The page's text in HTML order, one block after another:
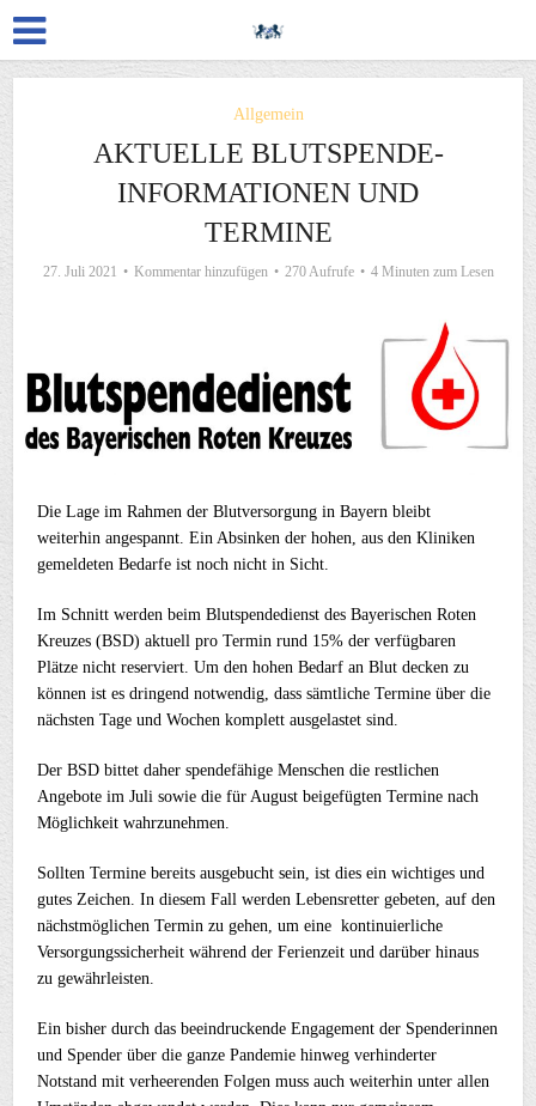
Allgemein
AKTUELLE BLUTSPENDE-
INFORMATIONEN UND
TERMINE
27. Juli 2021 Kommentar hinzufügen 270 Aufrufe 4 Minuten zum Lesen
Die Lage im Rahmen der Blutversorgung in Bayern bleibt
weiterhin angespannt. Ein Absinken der hohen, aus den Kliniken
gemeldeten Bedarfe ist noch nicht in Sicht.
Im Schnitt werden beim Blutspendedienst des Bayerischen Roten
Kreuzes (BSD) aktuell pro Termin rund 15% der verfügbaren
Plätze nicht reserviert. Um den hohen Bedarf an Blut decken zu
können ist es dringend notwendig, dass sämtliche Termine über die
nächsten Tage und Wochen komplett ausgelastet sind.
Der BSD bittet daher spendefähige Menschen die restlichen
Angebote im Juli sowie die für August beigefügten Termine nach
Möglichkeit wahrzunehmen.
Sollten Termine bereits ausgebucht sein, ist dies ein wichtiges und
gutes Zeichen. In diesem Fall werden Lebensretter gebeten, auf den
nächstmöglichen Termin zu gehen, um eine kontinuierliche
Versorgungssicherheit während der Ferienzeit und darüber hinaus
zu gewährleisten.
Ein bisher durch das beeindruckende Engagement der Spenderinnen
und Spender über die ganze Pandemie hinweg verhinderter
Notstand mit verheerenden Folgen muss auch weiterhin unter allen